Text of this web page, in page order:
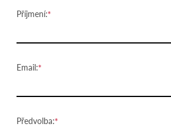
Příjmení:
Email:
Předvolba: